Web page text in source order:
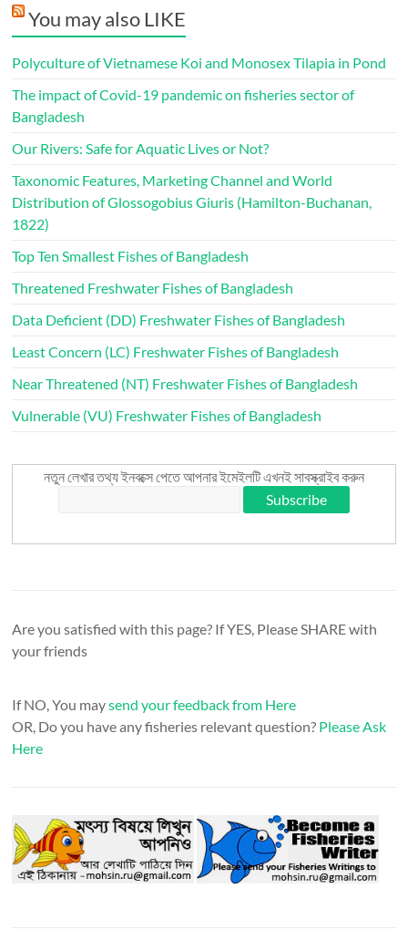
You may also LIKE
Polyculture of Vietnamese Koi and Monosex Tilapia in Pond
The impact of Covid-19 pandemic on fisheries sector of
Bangladesh
Our Rivers: Safe for Aquatic Lives or Not?
Taxonomic Features, Marketing Channel and World
Distribution of Glossogobius Giuris (Hamilton-Buchanan,
1822)
Top Ten Smallest Fishes of Bangladesh
Threatened Freshwater Fishes of Bangladesh
Data Deficient (DD) Freshwater Fishes of Bangladesh
Least Concern (LC) Freshwater Fishes of Bangladesh
Near Threatened (NT) Freshwater Fishes of Bangladesh
Vulnerable (VU) Freshwater Fishes of Bangladesh
নতুন লেখার তথ্য ইনবক্সে পেতে আপনার ইমেইলটি এখনই সাবস্ক্রাইব করুন
Are you satisfied with this page? If YES, Please SHARE with
your friends
If NO, You maysend your feedback from Here
OR, Do you have any fisheries relevant question? Please Ask
Here